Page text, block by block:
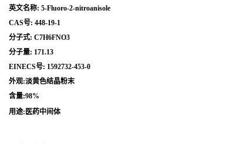
英文名称: 5-Fluoro-2-nitroanisole
CAS号: 448-19-1
分子式: C7H6FNO3
分子量: 171.13
EINECS号: 1592732-453-0
外观:淡黄色结晶粉末
含量:98%
用途:医药中间体